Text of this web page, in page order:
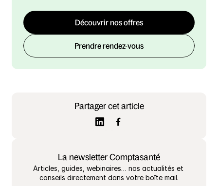
Partager cet article
La newsletter Comptasanté
Articles, guides, webinaires… nos actualités et
conseils directement dans votre boîte mail.
Découvrir nos offres
Prendre rendez-vous